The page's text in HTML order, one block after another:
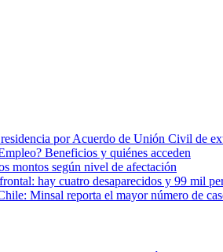
por Acuerdo de Unión Civil de
Beneficios y quiénes acceden
montos según nivel de afectación
hay cuatro desaparecidos y 99 mil
Minsal reporta el mayor número de